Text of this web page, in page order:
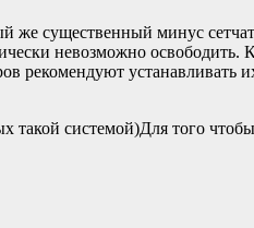
же существенный минус
невозможно освободить.
рекомендуют устанавливать
системой)Для того